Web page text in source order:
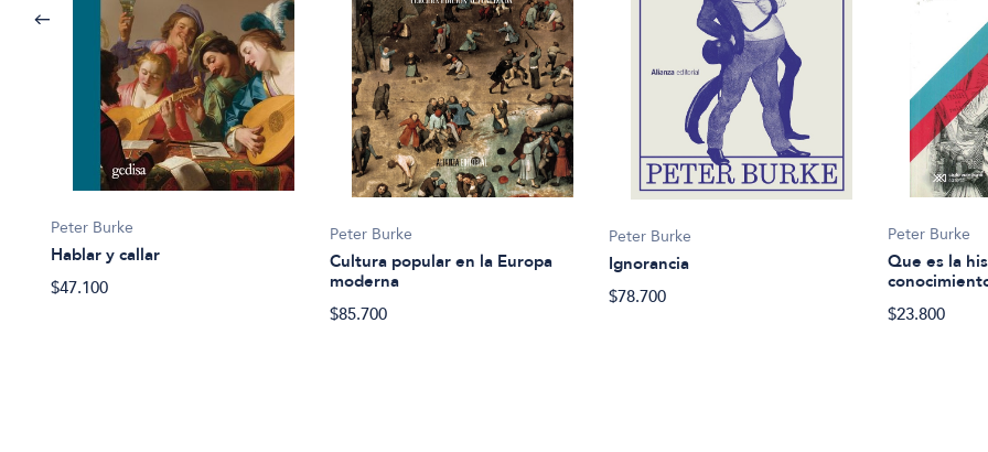
Peter Burke
Hablar y callar
$47.100
Peter Burke
Cultura popular en la Europa
moderna
$85.700
Peter Burke
Ignorancia
$78.700
Peter Burke
Que es la
$23.800